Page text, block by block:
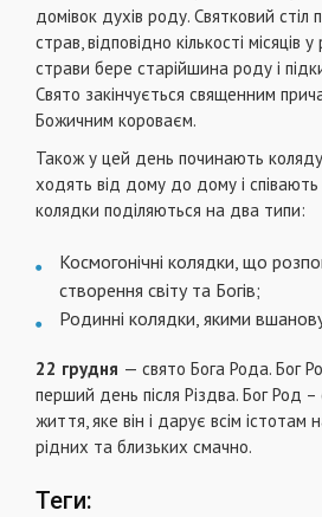
домівок духів роду. Святковий
страв, відповідно кількості місяців
страви бере старійшина роду і
Свято закінчується священним
Божичним короваєм.
Також у цей день починають
ходять від дому до дому і співають
колядки поділяються на два типи:
Космогонічні колядки, що
створення світу та Богів;
Родинні колядки, якими
22 грудня — свято Бога Рода. Бог
перший день після Різдва. Бог Род
життя, яке він і дарує всім істотам
рідних та близьких смачно.
Теги: